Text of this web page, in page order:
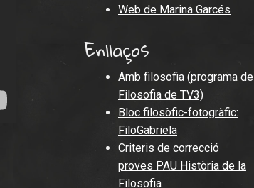
Web de Marina Garcés
Enllaços
Amb filosofia (programa de
Filosofia de TV3)
Bloc filosòfic-fotogràfic:
FiloGabriela
Criteris de correcció
proves PAU Història de la
Filosofia